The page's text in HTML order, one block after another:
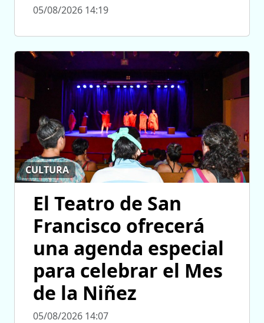
05/08/2026 14:19
CULTURA
El Teatro de San
Francisco ofrecerá
una agenda especial
para celebrar el Mes
de la Niñez
05/08/2026 14:07